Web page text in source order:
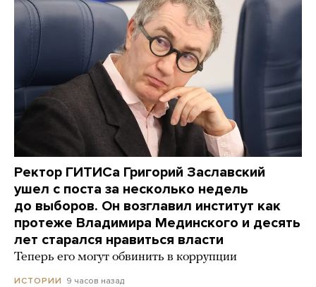
Ректор ГИТИСа Григорий Заславский
ушел с поста за несколько недель
до выборов. Он возглавил институт как
протеже Владимира Мединского и десять
лет старался нравиться власти
Теперь его могут обвинить в коррупции
ИСТОРИИ 9 часов назад